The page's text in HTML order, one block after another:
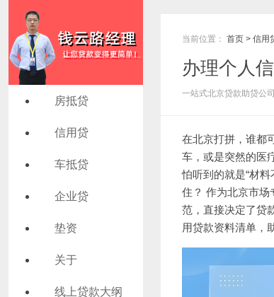
房抵贷
信用贷
车抵贷
企业贷
垫资
关于
线上贷款大纲
当前位置： 首页 > 信用
办理个人
一站式北京贷款助贷公
在北京打拼，谁都
车，或是突然的医
怕听到的就是“材
住？ 作为北京市场
范，直接决定了贷
用贷款资料清单，